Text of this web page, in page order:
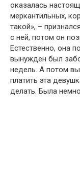
оказалась
меркантильных,
такой», –
с ней, потом он
Естественно, она
вынужден был
недель. А потом
платить эта
делать. Была